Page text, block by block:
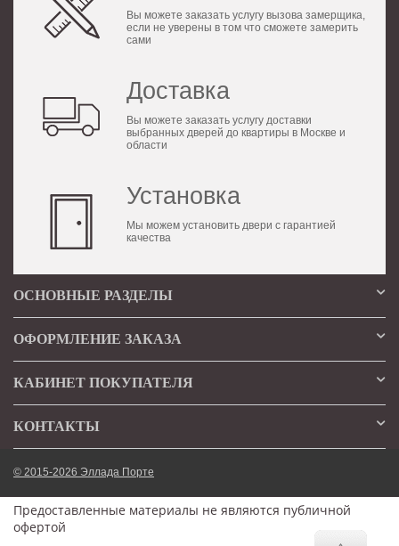
Вы можете заказать услугу вызова замерщика,
если не уверены в том что сможете замерить
сами
Доставка
Вы можете заказать услугу доставки
выбранных дверей до квартиры в Москве и
области
Установка
Мы можем установить двери с гарантией
качества
ОСНОВНЫЕ РАЗДЕЛЫ
ОФОРМЛЕНИЕ ЗАКАЗА
КАБИНЕТ ПОКУПАТЕЛЯ
КОНТАКТЫ
© 2015-2026 Эллада Порте
Предоставленные материалы не являются публичной
офертой